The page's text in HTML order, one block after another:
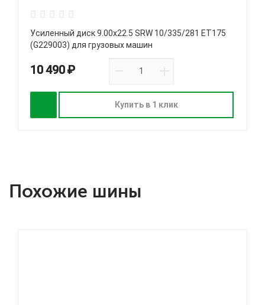
Усиленный диск 9.00х22.5 SRW 10/335/281 ET175
(G229003) для грузовых машин
10 490 ₽
Купить в 1 клик
Похожие шины